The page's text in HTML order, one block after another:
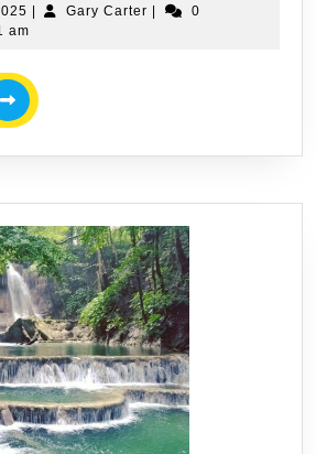
Murah!
Walk
Saat
Matahari
Terbit,
Tanpa
Biaya
Masuk!
December
16,
| Gary Carter Gary
|
0
am
READ
MORE